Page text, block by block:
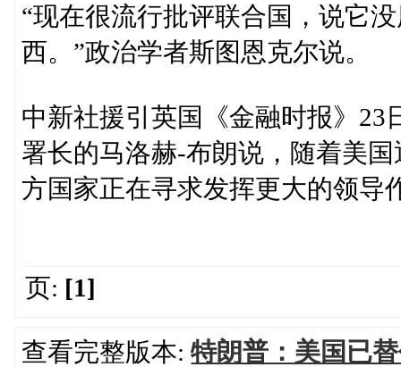
“现在很流行批评联合国，说它
西。”政治学者斯图恩克尔说。
中新社援引英国《金融时报》
署长的马洛赫-布朗说，随着美
方国家正在寻求发挥更大的领导
页: [1]
查看完整版本:特朗普：美国已